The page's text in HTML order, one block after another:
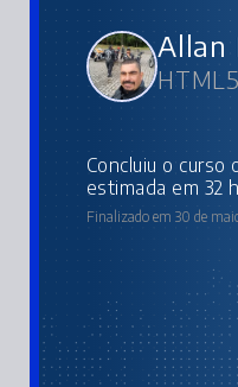
Allan
concluiu o curso online com carga horária
estimada em 32
Finalizado em 30 de